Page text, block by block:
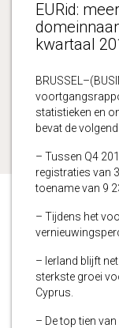
EURid:
kwartaal
statistieken en
bevat de
– Tussen Q4
registraties van
toename van 9
– Tijdens het
– Ierland blijft
sterkste groei
Cyprus.
– De top tien